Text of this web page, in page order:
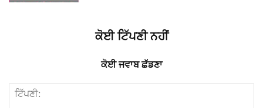
ਕੋਈ ਟਿੱਪਣੀ ਨਹੀਂ
ਕੋਈ ਜਵਾਬ ਛੱਡਣਾ